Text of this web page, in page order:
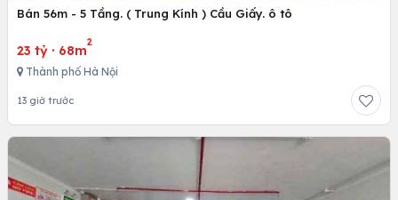
Bán 56m - 5 Tầng. ( Trung Kính ) Cầu Giấy. ô tô
23 tỷ · 68m
2
Thành phố Hà Nội
13 giờ trước